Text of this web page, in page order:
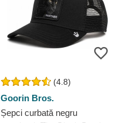
(4.8)
Goorin Bros.
Șepci curbată negru